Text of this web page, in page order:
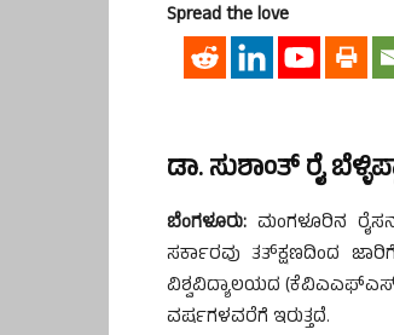
Spread the love
ಡಾ. ಸುಶಾಂತ್ ರೈ
ಬೆಂಗಳೂರು: ಮಂಗಳೂರಿನ
ಸರ್ಕಾರವು ತತ್‌ಕ್ಷಣದಿಂದ
ವಿಶ್ವವಿದ್ಯಾಲಯದ
ವರ್ಷಗಳವರೆಗೆ ಇರುತ್ತದೆ.